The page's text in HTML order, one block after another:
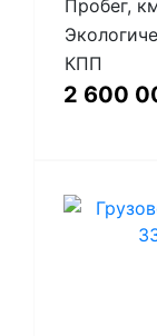
Пробег,
КПП
2 600